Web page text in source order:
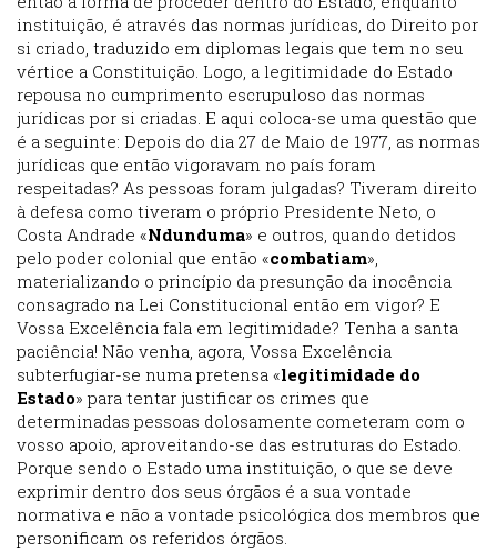
instituição, é através das normas jurídicas, do Direito por
si criado, traduzido em diplomas legais que tem no seu
vértice a Constituição. Logo, a legitimidade do Estado
repousa no cumprimento escrupuloso das normas
jurídicas por si criadas. E aqui coloca-se uma questão que
é a seguinte: Depois do dia 27 de Maio de 1977, as normas
jurídicas que então vigoravam no país foram
respeitadas? As pessoas foram julgadas? Tiveram direito
à defesa como tiveram o próprio Presidente Neto, o
Costa Andrade «Ndunduma» e outros, quando detidos
pelo poder colonial que então «combatiam»,
materializando o princípio da presunção da inocência
consagrado na Lei Constitucional então em vigor? E
Vossa Excelência fala em legitimidade? Tenha a santa
paciência! Não venha, agora, Vossa Excelência
subterfugiar-se numa pretensa «legitimidade do
Estado» para tentar justificar os crimes que
determinadas pessoas dolosamente cometeram com o
vosso apoio, aproveitando-se das estruturas do Estado.
Porque sendo o Estado uma instituição, o que se deve
exprimir dentro dos seus órgãos é a sua vontade
normativa e não a vontade psicológica dos membros que
personificam os referidos órgãos.